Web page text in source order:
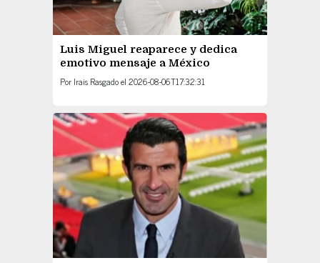
Luis Miguel reaparece y dedica
emotivo mensaje a México
Por Irais Rasgadoel 2026-08-06T17:32:31